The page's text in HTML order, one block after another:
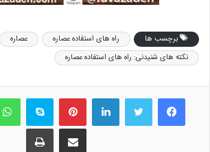
برچسب ها راه های استفاده عصاره عصاره
نکته های شنیدنی: راه های استفاده عصاره
فیس بوک لینکدین ‫پین‌ترست اسکایپ
اشتراک گذاری از طریق ایمیل چاپ